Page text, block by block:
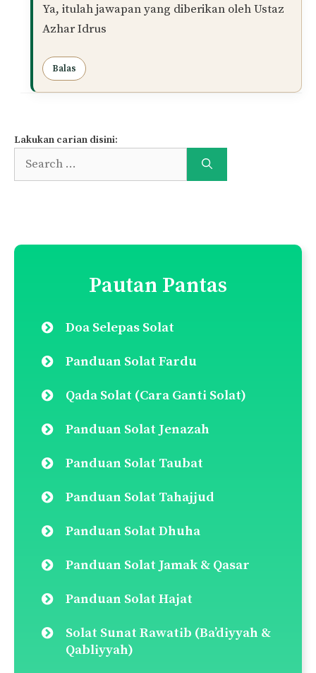
Ya, itulah jawapan yang diberikan oleh Ustaz
Azhar Idrus
Balas
Lakukan carian disini:
Search
for:
Pautan Pantas
Doa Selepas Solat
Panduan Solat Fardu
Qada Solat (Cara Ganti Solat)
Panduan Solat Jenazah
Panduan Solat Taubat
Panduan Solat Tahajjud
Panduan Solat Dhuha
Panduan Solat Jamak & Qasar
Panduan Solat Hajat
Solat Sunat Rawatib (Ba’diyyah &
Qabliyyah)